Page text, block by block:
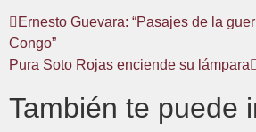
Ernesto Guevara: “Pasajes de la
Congo”
Pura Soto Rojas enciende su lámpara
También te puede